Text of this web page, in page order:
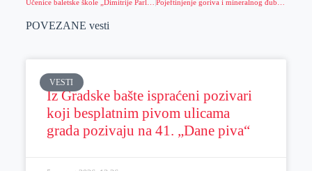
POVEZANE vesti
VESTI
Iz Gradske bašte ispraćeni pozivari
koji besplatnim pivom ulicama
grada pozivaju na 41. „Dane piva“